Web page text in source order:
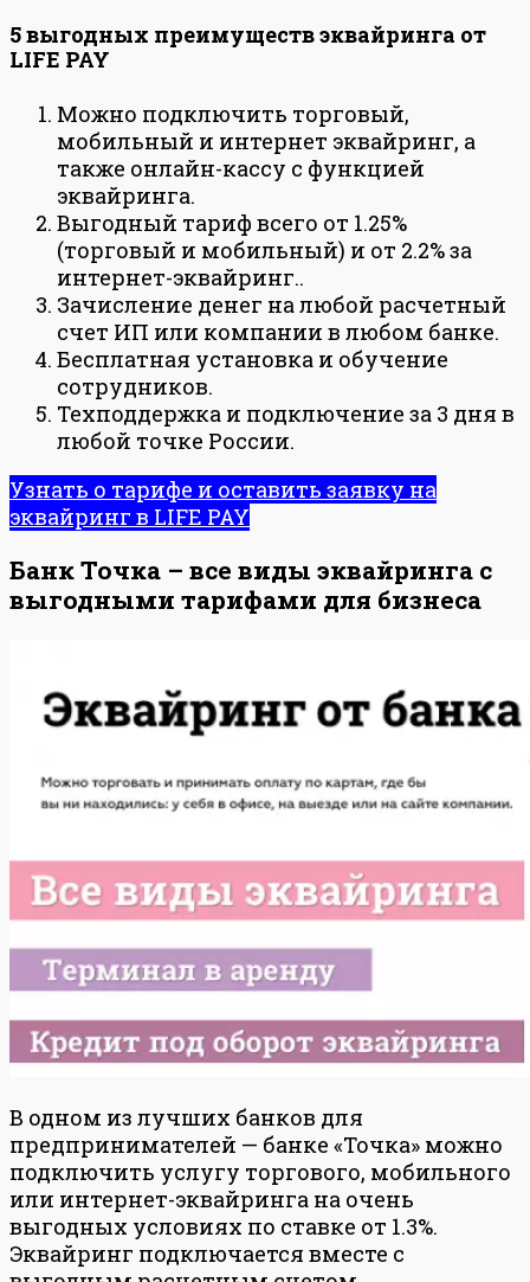
5 выгодных преимуществ эквайринга от
LIFE PAY
Можно подключить торговый,
мобильный и интернет эквайринг, а
также онлайн-кассу с функцией
эквайринга.
Выгодный тариф всего от 1.25%
(торговый и мобильный) и от 2.2% за
интернет-эквайринг..
Зачисление денег на любой расчетный
счет ИП или компании в любом банке.
Бесплатная установка и обучение
сотрудников.
Техподдержка и подключение за 3 дня в
любой точке России.
Узнать о тарифе и оставить заявку на
эквайринг в LIFE PAY
Банк Точка – все виды эквайринга с
выгодными тарифами для бизнеса
В одном из лучших банков для
предпринимателей — банке «Точка» можно
подключить услугу торгового, мобильного
или интернет-эквайринга на очень
выгодных условиях по ставке от 1.3%.
Эквайринг подключается вместе с